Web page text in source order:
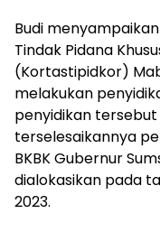
Budi
Tindak Pidana
(Kortastipidkor)
melakukan
penyidikan
terselesaikannya
BKBK Gubernur
dialokasikan pada
2023.